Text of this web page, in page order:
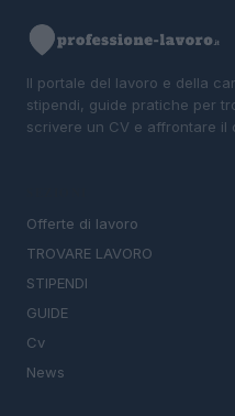
Il portale del lavoro e della
stipendi, guide pratiche per
scrivere un CV e affrontare il
Offerte di lavoro
TROVARE LAVORO
STIPENDI
GUIDE
Cv
News